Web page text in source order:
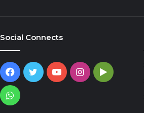
Social Connects
Facebook
TwitterYouTubeInstagram
Google
WhatsApp